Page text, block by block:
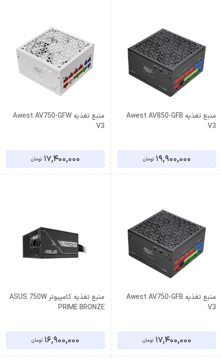
منبع تغذیه Awest AV850-GFB
V3
19,900,000 تومان
منبع تغذیه Awest AV750-GFW
V3
17,400,000 تومان
منبع تغذیه Awest AV750-GFB
V3
17,400,000 تومان
منبع تغذیه کامپیوتر ASUS 750W
PRIME BRONZE
16,900,000 تومان